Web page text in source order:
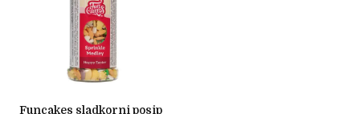
funcakes sladkorni posip